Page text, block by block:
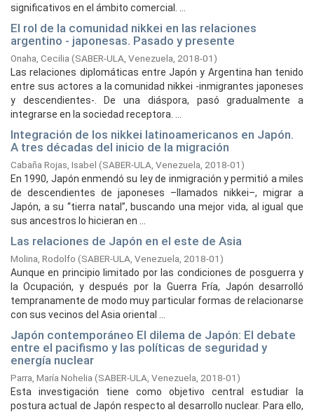
significativos en el ámbito comercial. ...
El rol de la comunidad nikkei en las relaciones
argentino - japonesas. Pasado y presente
Onaha, Cecilia (SABER-ULA, Venezuela, 2018-01)
Las relaciones diplomáticas entre Japón y Argentina han tenido
entre sus actores a la comunidad nikkei -inmigrantes japoneses
y descendientes-. De una diáspora, pasó gradualmente a
integrarse en la sociedad receptora. ...
Integración de los nikkei latinoamericanos en Japón.
A tres décadas del inicio de la migración
Cabaña Rojas, Isabel (SABER-ULA, Venezuela, 2018-01)
En 1990, Japón enmendó su ley de inmigración y permitió a miles
de descendientes de japoneses –llamados nikkei–, migrar a
Japón, a su “tierra natal”, buscando una mejor vida, al igual que
sus ancestros lo hicieran en ...
Las relaciones de Japón en el este de Asia
Molina, Rodolfo (SABER-ULA, Venezuela, 2018-01)
Aunque en principio limitado por las condiciones de posguerra y
la Ocupación, y después por la Guerra Fría, Japón desarrolló
tempranamente de modo muy particular formas de relacionarse
con sus vecinos del Asia oriental ...
Japón contemporáneo El dilema de Japón: El debate
entre el pacifismo y las políticas de seguridad y
energía nuclear
Parra, María Nohelia (SABER-ULA, Venezuela, 2018-01)
Esta investigación tiene como objetivo central estudiar la
postura actual de Japón respecto al desarrollo nuclear. Para ello,